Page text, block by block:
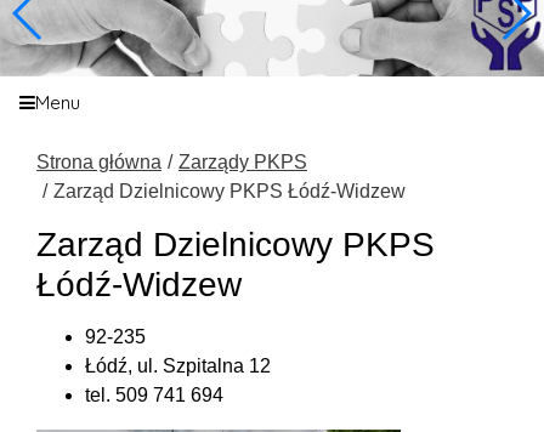
Menu
Strona główna
Zarządy PKPS
Zarząd Dzielnicowy PKPS Łódź-Widzew
Zarząd Dzielnicowy PKPS
Łódź-Widzew
92-235
Łódź, ul. Szpitalna 12
tel. 509 741 694